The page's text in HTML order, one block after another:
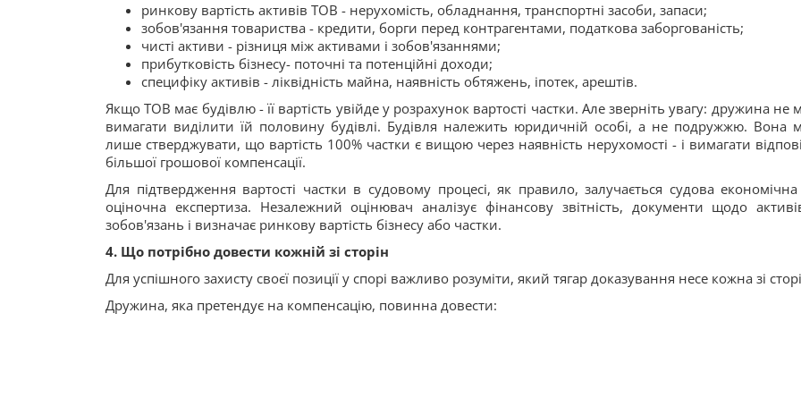
ринкову вартість активів ТОВ - нерухомість, обладнання, транспортні засоби, запаси;
зобов'язання товариства - кредити, борги перед контрагентами, податкова заборгованість;
чисті активи - різниця між активами і зобов'язаннями;
прибутковість бізнесу- поточні та потенційні доходи;
специфіку активів - ліквідність майна, наявність обтяжень, іпотек, арештів.
Якщо ТОВ має будівлю - її вартість увійде у розрахунок вартості частки. Але зверніть увагу: дружина не
вимагати виділити їй половину будівлі. Будівля належить юридичній особі, а не подружжю. Вона
лише стверджувати, що вартість 100% частки є вищою через наявність нерухомості - і вимагати
більшої грошової компенсації.
Для підтвердження вартості частки в судовому процесі, як правило, залучається судова
оціночна експертиза. Незалежний оцінювач аналізує фінансову звітність, документи щодо
зобов'язань і визначає ринкову вартість бізнесу або частки.
4. Що потрібно довести кожній зі сторін
Для успішного захисту своєї позиції у спорі важливо розуміти, який тягар доказування несе кожна зі
Дружина, яка претендує на компенсацію, повинна довести: